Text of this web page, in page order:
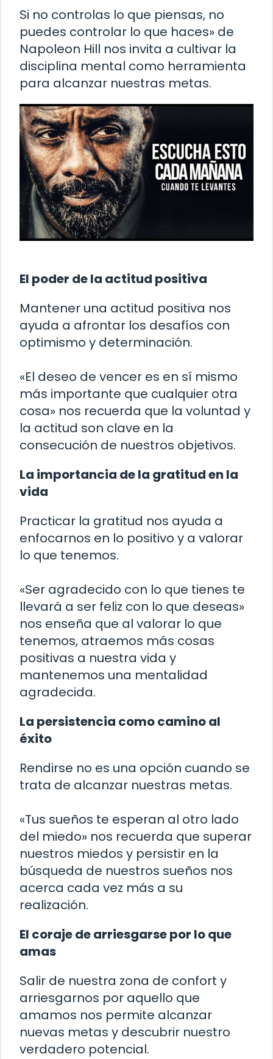
Si no controlas lo que piensas, no
puedes controlar lo que haces» de
Napoleon Hill nos invita a cultivar la
disciplina mental como herramienta
para alcanzar nuestras metas.
El poder de la actitud positiva
Mantener una actitud positiva nos
ayuda a afrontar los desafíos con
optimismo y determinación.
«El deseo de vencer es en sí mismo
más importante que cualquier otra
cosa» nos recuerda que la voluntad y
la actitud son clave en la
consecución de nuestros objetivos.
La importancia de la gratitud en la
vida
Practicar la gratitud nos ayuda a
enfocarnos en lo positivo y a valorar
lo que tenemos.
«Ser agradecido con lo que tienes te
llevará a ser feliz con lo que deseas»
nos enseña que al valorar lo que
tenemos, atraemos más cosas
positivas a nuestra vida y
mantenemos una mentalidad
agradecida.
La persistencia como camino al
éxito
Rendirse no es una opción cuando se
trata de alcanzar nuestras metas.
«Tus sueños te esperan al otro lado
del miedo» nos recuerda que superar
nuestros miedos y persistir en la
búsqueda de nuestros sueños nos
acerca cada vez más a su
realización.
El coraje de arriesgarse por lo que
amas
Salir de nuestra zona de confort y
arriesgarnos por aquello que
amamos nos permite alcanzar
nuevas metas y descubrir nuestro
verdadero potencial.